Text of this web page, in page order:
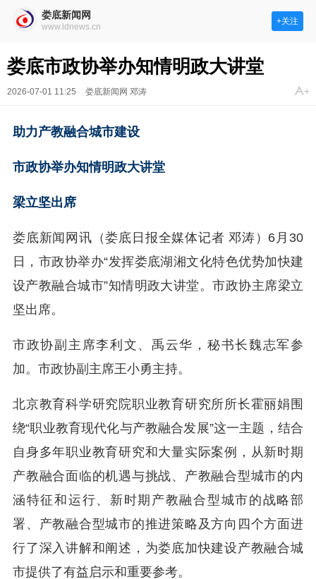
娄底新闻网
www.ldnews.cn
+关注
娄底市政协举办知情明政大讲堂
2026-07-01 11:25 娄底新闻网 邓涛
助力产教融合城市建设
市政协举办知情明政大讲堂
梁立坚出席
娄底新闻网讯（娄底日报全媒体记者 邓涛） 6月30
日，市政协举办“发挥娄底湖湘文化特色优势加快建
设产教融合城市”知情明政大讲堂。市政协主席梁立
坚出席。
市政协副主席李利文、禹云华，秘书长魏志军参
加。市政协副主席王小勇主持。
北京教育科学研究院职业教育研究所所长霍丽娟围
绕“职业教育现代化与产教融合发展”这一主题，结合
自身多年职业教育研究和大量实际案例，从新时期
产教融合面临的机遇与挑战、产教融合型城市的内
涵特征和运行、新时期产教融合型城市的战略部
署、产教融合型城市的推进策略及方向四个方面进
行了深入讲解和阐述，为娄底加快建设产教融合城
市提供了有益启示和重要参考。